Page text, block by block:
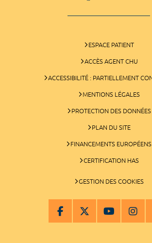
ESPACE PATIENT
ACCÈS AGENT CHU
ACCESSIBILITÉ : PARTIELLEMENT
MENTIONS LÉGALES
PROTECTION DES DONNÉES
PLAN DU SITE
FINANCEMENTS EUROPÉENS
CERTIFICATION HAS
GESTION DES COOKIES